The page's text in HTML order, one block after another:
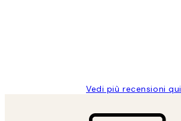
Vedi più recensioni qui